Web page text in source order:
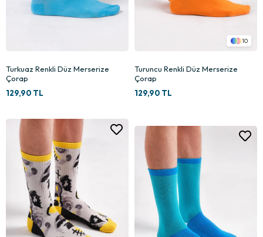
Turkuaz Renkli Düz Merserize
Çorap
129,90 TL
10
Turuncu Renkli Düz Merserize
Çorap
129,90 TL